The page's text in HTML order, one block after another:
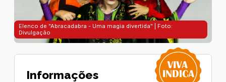
Elenco de "Abracadabra - Uma magia divertida" | Foto:
Divulgação
Informações